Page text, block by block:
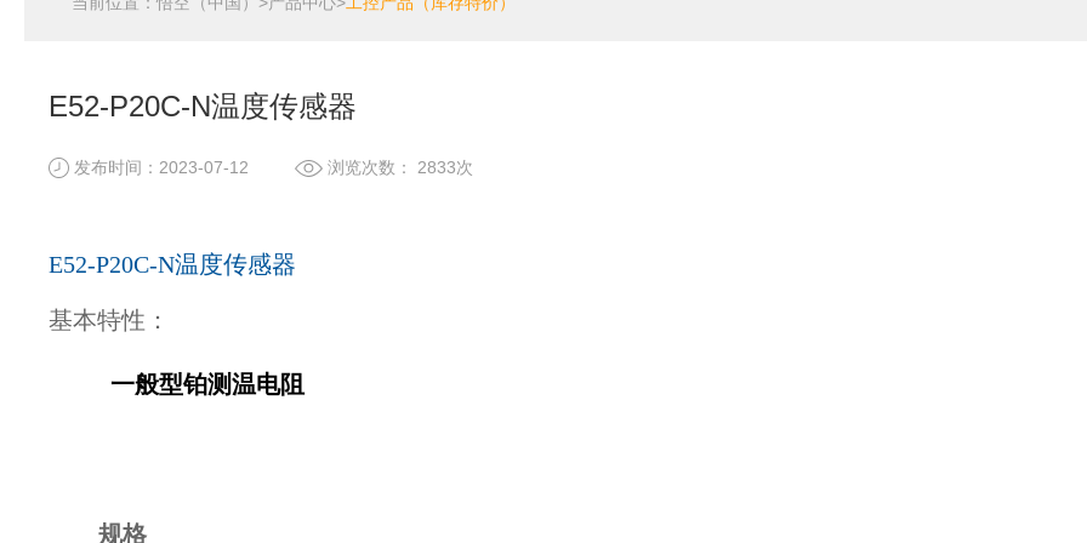
E52-P20C-N温度传感器
发布时间：2023-07-12 浏览次数： 2833次
E52-P20C-N温度传感器
基本特性：
一般型铂测温电阻
规格